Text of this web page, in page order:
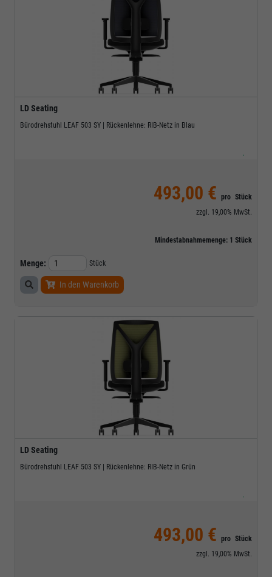
LD Seating
Bürodrehstuhl LEAF 503 SY | Rückenlehne: RIB-Netz in Blau
.
493,00 € pro Stück
zzgl. 19,00% MwSt.
Mindestabnahmemenge: 1 Stück
Menge: Stück
In den Warenkorb
LD Seating
Bürodrehstuhl LEAF 503 SY | Rückenlehne: RIB-Netz in Grün
.
493,00 € pro Stück
zzgl. 19,00% MwSt.